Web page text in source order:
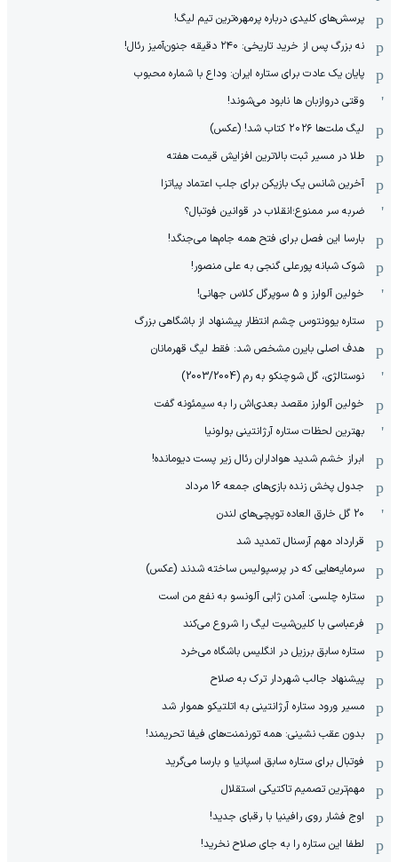
پرسش‌های کلیدی درباره پرمهره‌ترین تیم لیگ!
نه بزرگ پس از خرید تاریخی: ۲۴۰ دقیقه جنون‌آمیز رئال!
پایان یک عادت برای ستاره ایران: وداع با شماره محبوب
وقتی دروازبان ها نابود می‌شوند!
لیگ ملت‌ها ٢٠٢۶ کتاب شد! (عکس)
طلا در مسیر ثبت بالاترین افزایش قیمت هفته
آخرین شانس یک بازیکن برای جلب اعتماد پیاتزا
ضربه سر ممنوع؛انقلاب در قوانین فوتبال؟
بارسا این فصل برای فتح همه جام‌ها می‌جنگد!
شوک شبانه پورعلی گنجی به علی منصور!
خولین آلوارز و 5 سوپرگل کلاس جهانی!
ستاره یوونتوس چشم انتظار پیشنهاد از باشگاهی بزرگ
هدف اصلی بایرن مشخص شد: فقط لیگ قهرمانان
نوستالژی، گل شوچنکو به رم (2003/2004)
خولین آلوارز مقصد بعدی‌اش را به سیمئونه گفت
بهترین لحظات ستاره آرژانتینی بولونیا
ابراز خشم شدید هواداران رئال زیر پست دیومانده!
جدول پخش زنده بازی‌های جمعه 16 مرداد
20 گل خارق العاده توپچی‌های لندن
قرارداد مهم آرسنال تمدید شد
سرمایه‌هایی که در پرسپولیس ساخته شدند (عکس)
ستاره چلسی: آمدن ژابی آلونسو به نفع من است
فرعباسی با کلین‌شیت لیگ را شروع می‌کند
ستاره سابق برزیل در انگلیس باشگاه می‌خرد
پیشنهاد جالب شهردار ترک به صلاح
مسیر ورود ستاره آرژانتینی به اتلتیکو هموار شد
بدون عقب نشینی: همه تورنمنت‌های فیفا تحریمند!
فوتبال برای ستاره سابق اسپانیا و بارسا می‌گرید
مهم‌ترین تصمیم تاکتیکی استقلال
اوج فشار روی رافینیا با رقبای جدید!
لطفا این ستاره را به جای صلاح نخرید!